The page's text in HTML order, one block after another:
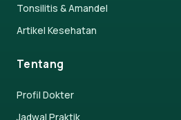
Tonsilitis & Amandel
Artikel Kesehatan
Tentang
Profil Dokter
Jadwal Praktik